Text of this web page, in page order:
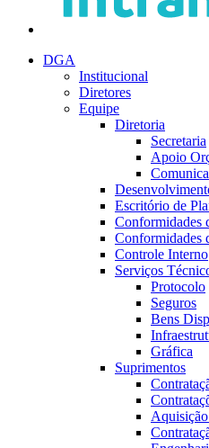
DGA
Institucional
Diretores
Equipe
Diretoria
Secretaria
Apoio
Escritório de
Conformidades
Conformidades
Controle Interno
Serviços
Protocolo
Seguros
Bens
Gráfica
Suprimentos